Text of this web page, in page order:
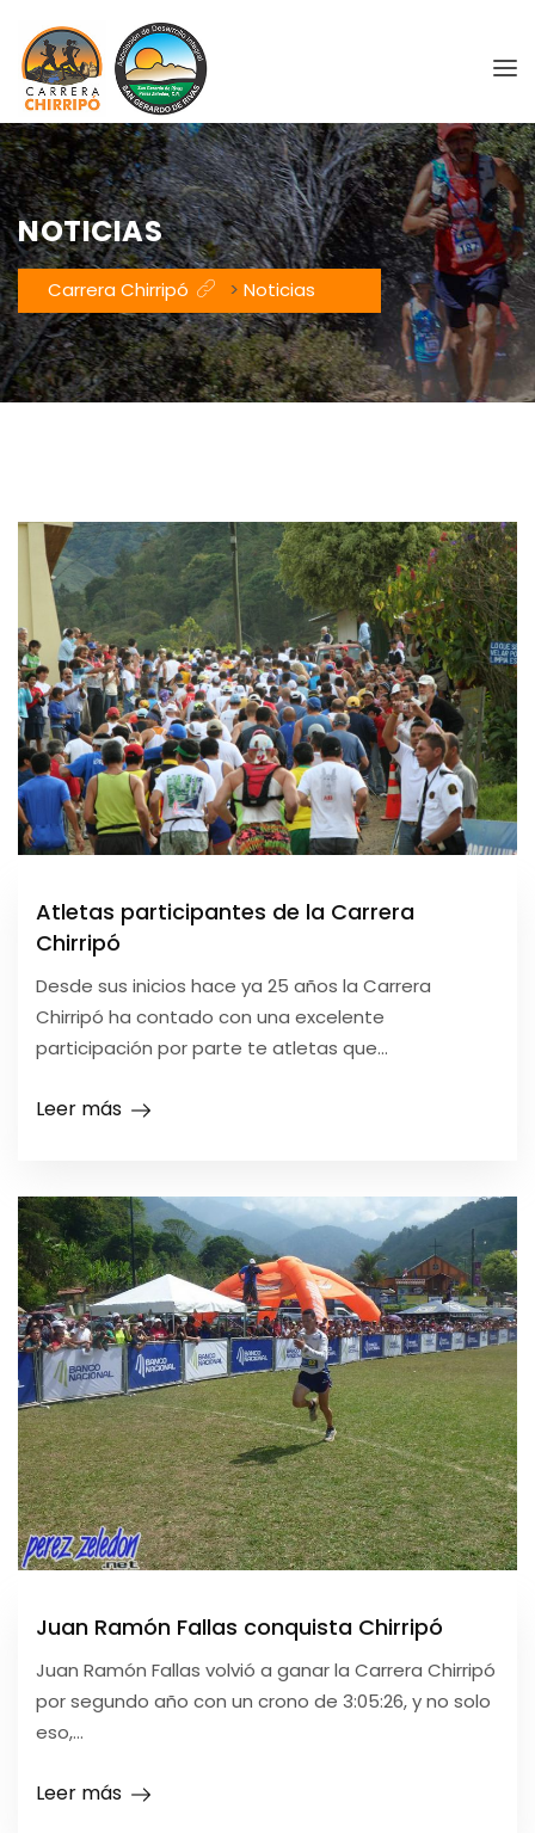
NOTICIAS
Carrera Chirripó > Noticias
Atletas participantes de la Carrera
Chirripó
Desde sus inicios hace ya 25 años la Carrera
Chirripó ha contado con una excelente
participación por parte te atletas que...
Leer más
Juan Ramón Fallas conquista Chirripó
Juan Ramón Fallas volvió a ganar la Carrera Chirripó
por segundo año con un crono de 3:05:26, y no solo
eso,...
Leer más